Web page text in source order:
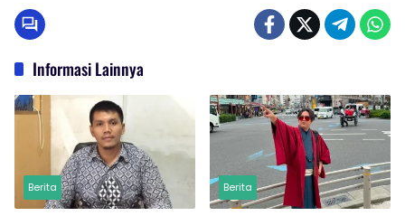
Informasi Lainnya
Berita Berita